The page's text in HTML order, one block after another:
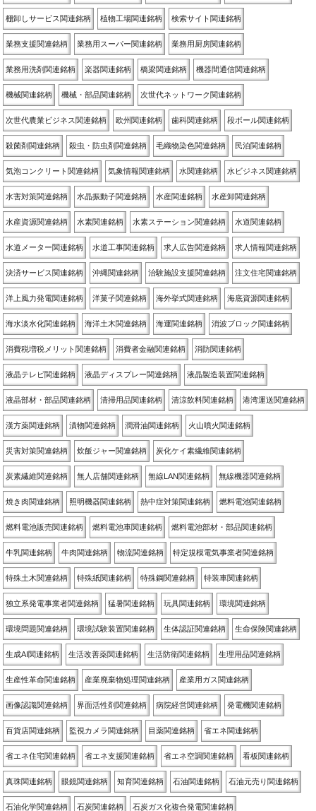
棚卸しサービス関連銘柄 植物工場関連銘柄 検索サイト関連銘柄
業務支援関連銘柄 業務用スーパー関連銘柄 業務用厨房関連銘柄
業務用洗剤関連銘柄 楽器関連銘柄 橋梁関連銘柄 機器間通信関連銘柄
機械関連銘柄 機械・部品関連銘柄 次世代ネットワーク関連銘柄
次世代農業ビジネス関連銘柄 欧州関連銘柄 歯科関連銘柄 段ボール関連銘柄
殺菌剤関連銘柄 殺虫・防虫剤関連銘柄 毛織物染色関連銘柄 民泊関連銘柄
気泡コンクリート関連銘柄 気象情報関連銘柄 水関連銘柄 水ビジネス関連銘柄
水害対策関連銘柄 水晶振動子関連銘柄 水産関連銘柄 水産卸関連銘柄
水産資源関連銘柄 水素関連銘柄 水素ステーション関連銘柄 水道関連銘柄
水道メーター関連銘柄 水道工事関連銘柄 求人広告関連銘柄 求人情報関連銘柄
決済サービス関連銘柄 沖縄関連銘柄 治験施設支援関連銘柄 注文住宅関連銘柄
洋上風力発電関連銘柄 洋菓子関連銘柄 海外挙式関連銘柄 海底資源関連銘柄
海水淡水化関連銘柄 海洋土木関連銘柄 海運関連銘柄 消波ブロック関連銘柄
消費税増税メリット関連銘柄 消費者金融関連銘柄 消防関連銘柄
液晶テレビ関連銘柄 液晶ディスプレー関連銘柄 液晶製造装置関連銘柄
液晶部材・部品関連銘柄 清掃用品関連銘柄 清涼飲料関連銘柄 港湾運送関連銘柄
漢方薬関連銘柄 漬物関連銘柄 潤滑油関連銘柄 火山噴火関連銘柄
災害対策関連銘柄 炊飯ジャー関連銘柄 炭化ケイ素繊維関連銘柄
炭素繊維関連銘柄 無人店舗関連銘柄 無線LAN関連銘柄 無線機器関連銘柄
焼き肉関連銘柄 照明機器関連銘柄 熱中症対策関連銘柄 燃料電池関連銘柄
燃料電池販売関連銘柄 燃料電池車関連銘柄 燃料電池部材・部品関連銘柄
牛乳関連銘柄 牛肉関連銘柄 物流関連銘柄 特定規模電気事業者関連銘柄
特殊土木関連銘柄 特殊紙関連銘柄 特殊鋼関連銘柄 特装車関連銘柄
独立系発電事業者関連銘柄 猛暑関連銘柄 玩具関連銘柄 環境関連銘柄
環境問題関連銘柄 環境試験装置関連銘柄 生体認証関連銘柄 生命保険関連銘柄
生成AI関連銘柄 生活改善薬関連銘柄 生活防衛関連銘柄 生理用品関連銘柄
生産性革命関連銘柄 産業廃棄物処理関連銘柄 産業用ガス関連銘柄
画像認識関連銘柄 界面活性剤関連銘柄 病院経営関連銘柄 発電機関連銘柄
百貨店関連銘柄 監視カメラ関連銘柄 目薬関連銘柄 省エネ関連銘柄
省エネ住宅関連銘柄 省エネ支援関連銘柄 省エネ空調関連銘柄 看板関連銘柄
真珠関連銘柄 眼鏡関連銘柄 知育関連銘柄 石油関連銘柄 石油元売り関連銘柄
石油化学関連銘柄 石炭関連銘柄 石炭ガス化複合発電関連銘柄